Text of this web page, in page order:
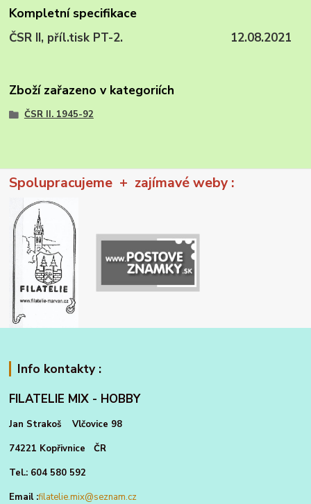
Kompletní specifikace
ČSR II, příl.tisk PT-2. 12.08.2021
Zboží zařazeno v kategoriích
ČSR II. 1945-92
Spolupracujeme + zajímavé weby :
Info kontakty :
FILATELIE MIX - HOBBY
Jan Strakoš Vlčovice 98
74221 Kopřivnice ČR
Tel.: 604 580 592
Email :filatelie.mix@seznam.cz